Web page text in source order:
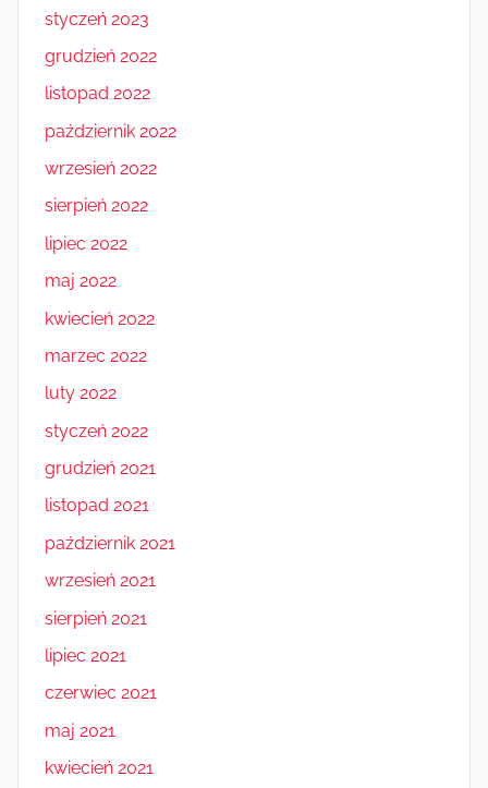
styczeń 2023
grudzień 2022
listopad 2022
październik 2022
wrzesień 2022
sierpień 2022
lipiec 2022
maj 2022
kwiecień 2022
marzec 2022
luty 2022
styczeń 2022
grudzień 2021
listopad 2021
październik 2021
wrzesień 2021
sierpień 2021
lipiec 2021
czerwiec 2021
maj 2021
kwiecień 2021